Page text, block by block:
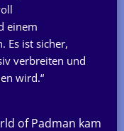
einem
Es ist sicher,
verbreiten und
wird.“
of Padman kam